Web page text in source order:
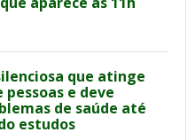
que atinge
pessoas e deve
de saúde até
estudos